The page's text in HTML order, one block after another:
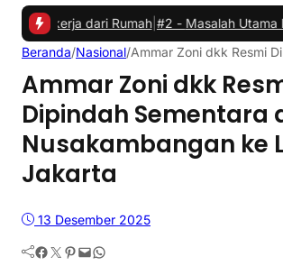
dari Rumah|#2 -Masalah Utama
Beranda/Nasional/Ammar Zoni dkk Resmi
Ammar Zoni dkk
Dipindah Sementara
Nusakambangan ke
Jakarta
13 Desember 2025
Facebook Twitter Pinterest Mail WhatsApp